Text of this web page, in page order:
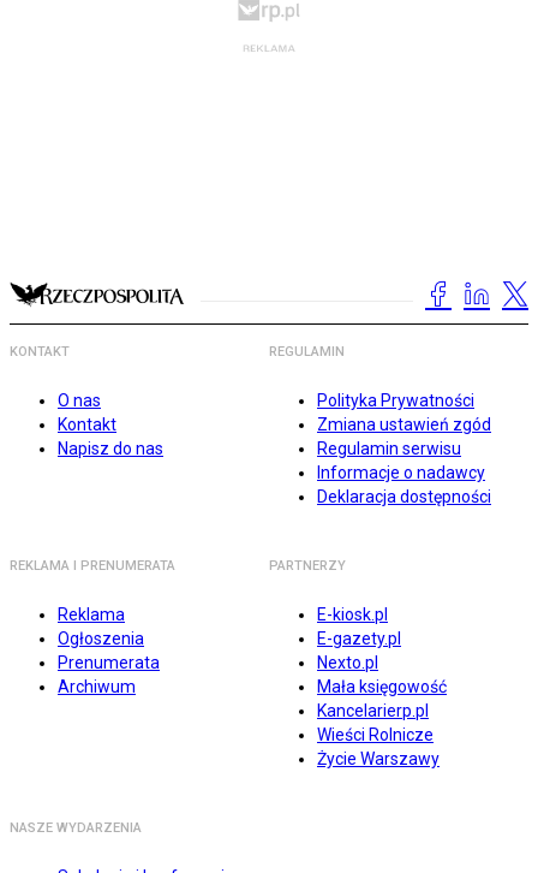
KONTAKT
O nas
Kontakt
Napisz do nas
REGULAMIN
Polityka Prywatności
Zmiana ustawień zgód
Regulamin serwisu
Informacje o nadawcy
Deklaracja dostępności
REKLAMA I PRENUMERATA
Reklama
Ogłoszenia
Prenumerata
Archiwum
PARTNERZY
E-kiosk.pl
E-gazety.pl
Nexto.pl
Mała księgowość
Kancelarierp.pl
Wieści Rolnicze
Życie Warszawy
NASZE WYDARZENIA